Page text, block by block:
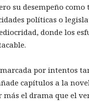
su desempeño como
políticas o
donde los
por intentos
capítulos a la
el drama que el